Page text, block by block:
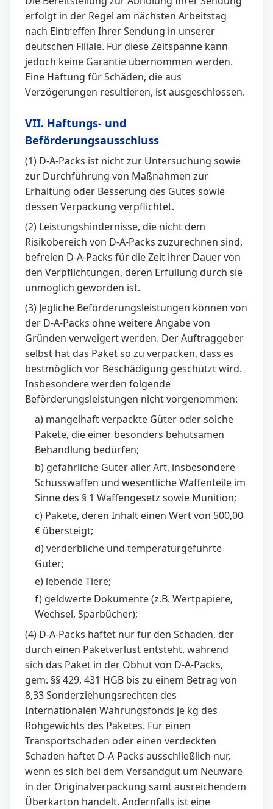
erfolgt in der Regel am nächsten Arbeitstag
nach Eintreffen Ihrer Sendung in unserer
deutschen Filiale. Für diese Zeitspanne kann
jedoch keine Garantie übernommen werden.
Eine Haftung für Schäden, die aus
Verzögerungen resultieren, ist ausgeschlossen.
VII. Haftungs- und
Beförderungsausschluss
(1) D-A-Packs ist nicht zur Untersuchung sowie
zur Durchführung von Maßnahmen zur
Erhaltung oder Besserung des Gutes sowie
dessen Verpackung verpflichtet.
(2) Leistungshindernisse, die nicht dem
Risikobereich von D-A-Packs zuzurechnen sind,
befreien D-A-Packs für die Zeit ihrer Dauer von
den Verpflichtungen, deren Erfüllung durch sie
unmöglich geworden ist.
(3) Jegliche Beförderungsleistungen können von
der D-A-Packs ohne weitere Angabe von
Gründen verweigert werden. Der Auftraggeber
selbst hat das Paket so zu verpacken, dass es
bestmöglich vor Beschädigung geschützt wird.
Insbesondere werden folgende
Beförderungsleistungen nicht vorgenommen:
a) mangelhaft verpackte Güter oder solche
Pakete, die einer besonders behutsamen
Behandlung bedürfen;
b) gefährliche Güter aller Art, insbesondere
Schusswaffen und wesentliche Waffenteile im
Sinne des § 1 Waffengesetz sowie Munition;
c) Pakete, deren Inhalt einen Wert von 500,00
€ übersteigt;
d) verderbliche und temperaturgeführte
Güter;
e) lebende Tiere;
f) geldwerte Dokumente (z.B. Wertpapiere,
Wechsel, Sparbücher);
(4) D-A-Packs haftet nur für den Schaden, der
durch einen Paketverlust entsteht, während
sich das Paket in der Obhut von D-A-Packs,
gem. §§ 429, 431 HGB bis zu einem Betrag von
8,33 Sonderziehungsrechten des
Internationalen Währungsfonds je kg des
Rohgewichts des Paketes. Für einen
Transportschaden oder einen verdeckten
Schaden haftet D-A-Packs ausschließlich nur,
wenn es sich bei dem Versandgut um Neuware
in der Originalverpackung samt ausreichendem
Überkarton handelt. Andernfalls ist eine